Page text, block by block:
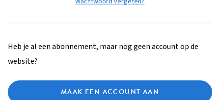
Heb je al een abonnement, maar nog geen account op de
website?
MAAK EEN ACCOUNT AAN